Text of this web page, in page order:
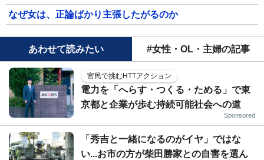
なぜ女は、正論ばかり主張したがるのか
あわせて読みたい #女性・OL・主婦の記事
官民で挑むHTTアクション
電力を「へらす・つくる・ためる」で東
京都と企業が歩む持続可能社会への道
Sponsored
「秀吉と一緒になるのがイヤ」ではな
い...お市の方が柴田勝家との自害を選ん